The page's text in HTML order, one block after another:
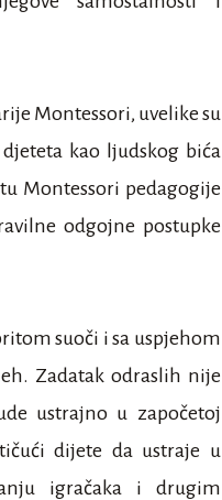
Montessori, uvelike su
kao ljudskog bića
Montessori pedagogije
odgojne postupke
suoči i sa uspjehom
Zadatak odraslih nije
ustrajno u započetoj
dijete da ustraje u
igračaka i drugim